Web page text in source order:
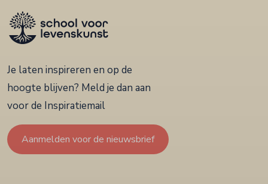
Je laten inspireren en op de
hoogte blijven? Meld je dan aan
voor de Inspiratiemail
Aanmelden voor de nieuwsbrief